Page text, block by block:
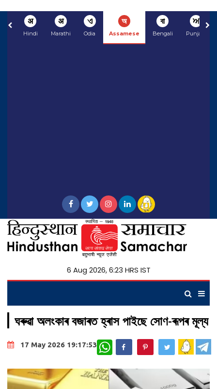
अ
Hindi
अ
Marathi
ଏ
Odia
অ
Assamese
বা
Bengali
ਅ
Punjabi
6 Aug 2026, 6:23 HRS IST
ঘৰুৱা অলংকাৰ বজাৰত হ্ৰাস পাইছে সোণ-ৰূপৰ মূল্য
17 May 2026 19:17:53 WhatsApp